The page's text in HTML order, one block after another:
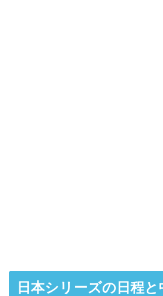
日本シリーズの日程と